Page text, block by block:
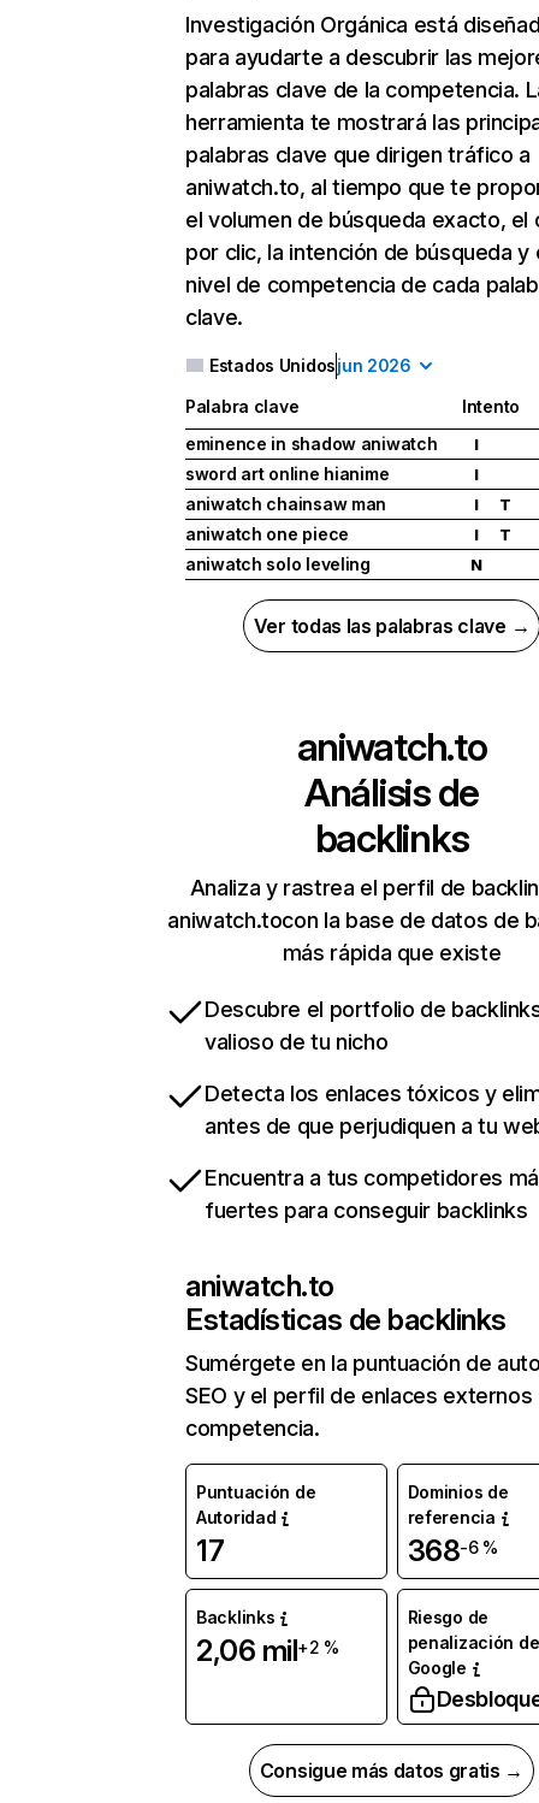
Investigación Orgánica está
para ayudarte a descubrir las
palabras clave de la competencia.
herramienta te mostrará las
palabras clave que dirigen tráfico a
aniwatch.to, al tiempo que te
el volumen de búsqueda exacto, el
por clic, la intención de búsqueda y
nivel de competencia de cada
clave.
Estados Unidosjun 2026
Palabra clave
Intento
eminence in shadow aniwatch
I
sword art online hianime I
aniwatch chainsaw man I T
aniwatch one piece I T
aniwatch solo leveling N
Ver todas las palabras clave →
aniwatch.to
Análisis de
backlinks
Analiza y rastrea el perfil de
aniwatch.tocon la base de datos de
más rápida que existe
Descubre el portfolio de
valioso de tu nicho
Detecta los enlaces tóxicos y
antes de que perjudiquen a tu
Encuentra a tus competidores
fuertes para conseguir backlinks
aniwatch.to
Estadísticas de backlinks
Sumérgete en la puntuación de
SEO y el perfil de enlaces externos
competencia.
Puntuación de
Autoridad
17
Dominios de
referencia
368-6 %
Backlinks
2,06 mil+2 %
Riesgo de
penalización de
Google
Consigue más datos gratis →